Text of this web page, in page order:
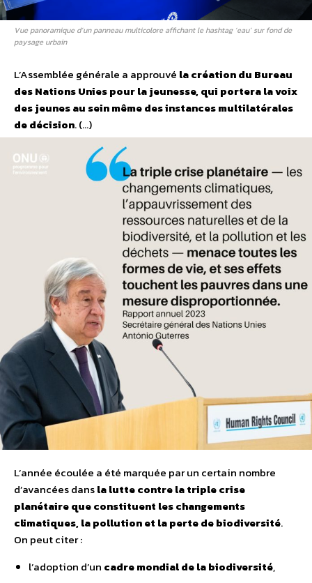
Vue panoramique d’un panneau multicolore affichant le hashtag ‘eau’ sur fond de
paysage urbain
L’Assemblée générale a approuvé la création du Bureau
des Nations Unies pour la jeunesse, qui portera la voix
des jeunes au sein même des instances multilatérales
de décision. (…)
L’année écoulée a été marquée par un certain nombre
d’avancées dansla lutte contre la triple crise
planétaire que constituent les changements
climatiques, la pollution et la perte de biodiversité.
On peut citer :
l’adoption d’un cadre mondial de la biodiversité,